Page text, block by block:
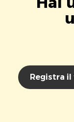
Registra